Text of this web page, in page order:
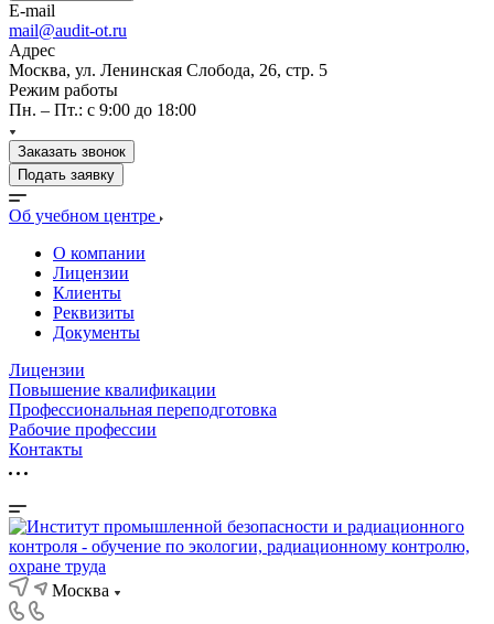
E-mail
mail@audit-ot.ru
Адрес
Москва, ул. Ленинская Слобода, 26, стр. 5
Режим работы
Пн. – Пт.: с 9:00 до 18:00
Заказать звонок
Подать заявку
Об учебном центре
О компании
Лицензии
Клиенты
Реквизиты
Документы
Лицензии
Повышение квалификации
Профессиональная переподготовка
Рабочие профессии
Контакты
Москва